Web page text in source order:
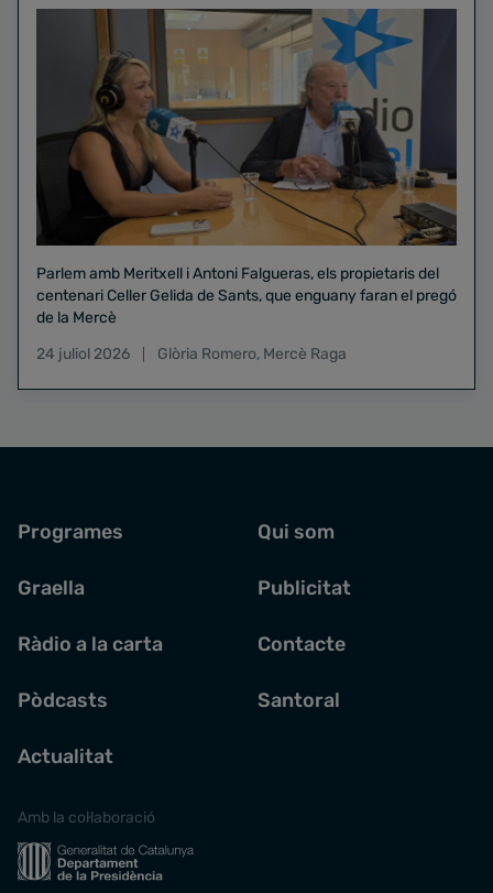
Parlem amb Meritxell i Antoni Falgueras, els propietaris del
centenari Celler Gelida de Sants, que enguany faran el pregó
de la Mercè
24 juliol 2026
Glòria Romero, Mercè Raga
Programes
Graella
Ràdio a la carta
Pòdcasts
Actualitat
Qui som
Publicitat
Contacte
Santoral
Amb la col·laboració